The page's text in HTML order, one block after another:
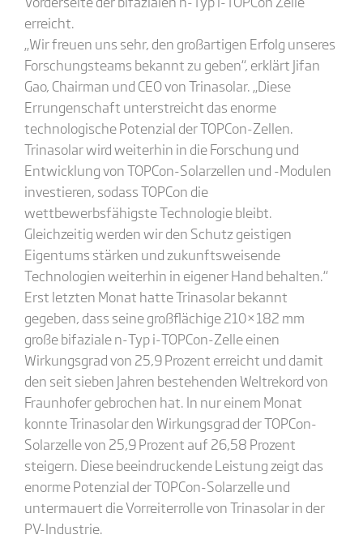
erreicht.
„Wir freuen uns sehr, den großartigen Erfolg unseres
Forschungsteams bekannt zu geben“, erklärt Jifan
Gao, Chairman und CEO von Trinasolar. „Diese
Errungenschaft unterstreicht das enorme
technologische Potenzial der TOPCon-Zellen.
Trinasolar wird weiterhin in die Forschung und
Entwicklung von TOPCon-Solarzellen und -Modulen
investieren, sodass TOPCon die
wettbewerbsfähigste Technologie bleibt.
Gleichzeitig werden wir den Schutz geistigen
Eigentums stärken und zukunftsweisende
Technologien weiterhin in eigener Hand behalten.“
Erst letzten Monat hatte Trinasolar bekannt
gegeben, dass seine großflächige 210×182 mm
große bifaziale n-Typ i-TOPCon-Zelle einen
Wirkungsgrad von 25,9 Prozent erreicht und damit
den seit sieben Jahren bestehenden Weltrekord von
Fraunhofer gebrochen hat. In nur einem Monat
konnte Trinasolar den Wirkungsgrad der TOPCon-
Solarzelle von 25,9 Prozent auf 26,58 Prozent
steigern. Diese beeindruckende Leistung zeigt das
enorme Potenzial der TOPCon-Solarzelle und
untermauert die Vorreiterrolle von Trinasolar in der
PV-Industrie.